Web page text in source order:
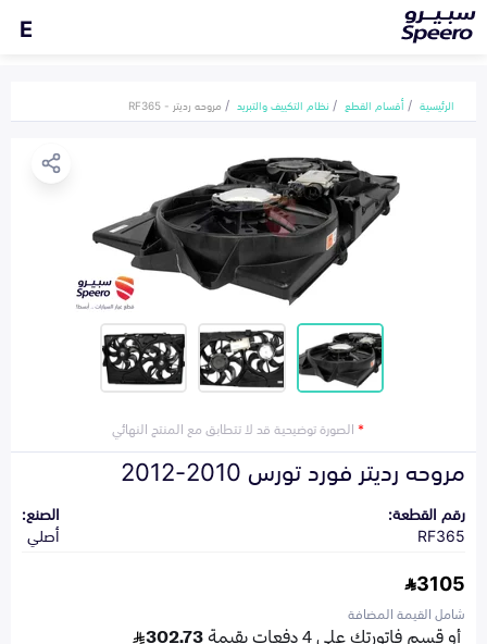
E
الرئيسية أقسام القطع نظام التكييف والتبريد مروحه رديتر - RF365
*الصورة توضيحية قد لا تتطابق مع المنتج النهائي
مروحه رديتر فورد تورس 2010-2012
رقم القطعة:
RF365
الصنع:
أصلي
3105
شامل القيمة المضافة